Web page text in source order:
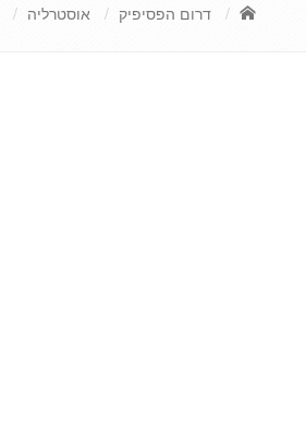
דרום הפסיפיק אוסטרליה